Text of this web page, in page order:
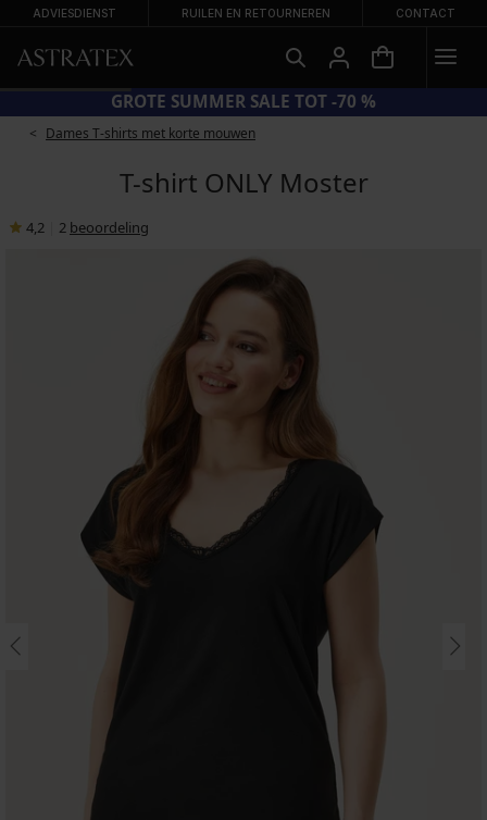
ADVIESDIENST RUILEN EN RETOURNEREN CONTACT
GROTE SUMMER SALE TOT -70 %
Dames T-shirts met korte mouwen
T-shirt ONLY Moster
4,2 2 beoordeling